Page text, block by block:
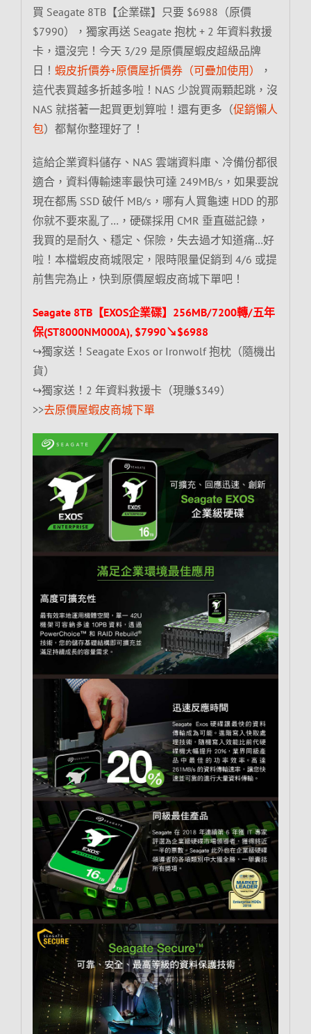
買 Seagate 8TB【企業碟】只要 $6988（原價
$7990），獨家再送 Seagate 抱枕 + 2 年資料救援
卡，還沒完！今天 3/29 是原價屋蝦皮超級品牌
日！ 蝦皮折價券+原價屋折價券（可疊加使用）
，
這代表買越多折越多啦！NAS 少說買兩顆起跳，沒
NAS 就搭著一起買更划算啦！還有更多（促銷懶人
包）都幫你整理好了！
這給企業資料儲存、NAS 雲端資料庫、冷備份都很
適合，資料傳輸速率最快可達 249MB/s，如果要說
現在都馬 SSD 破仟 MB/s，哪有人買龜速 HDD 的那
你就不要來亂了…，硬碟採用 CMR 垂直磁記錄，
我買的是耐久、穩定、保險，失去過才知道痛…好
啦！本檔蝦皮商城限定，限時限量促銷到 4/6 或提
前售完為止，快到原價屋蝦皮商城下單吧！
Seagate 8TB【EXOS企業碟】256MB/7200轉/五年
保(ST8000NM000A), $7990↘$6988
↪獨家送！Seagate Exos or Ironwolf 抱枕（隨機出
貨）
↪獨家送！2 年資料救援卡（現賺$349）
>>去原價屋蝦皮商城下單